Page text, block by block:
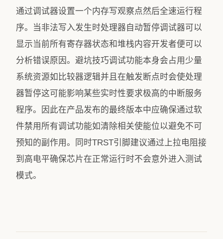
通过调试器设置一个内存写观察点然后全速运行程
序。当非法写入发生时处理器自动暂停调试器可以
显示当前所有寄存器状态和堆栈内容开发者便可以
分析错误原因。避坑技巧调试功能本身会占用少量
系统资源如比较器逻辑并且在触发断点时会使处理
器暂停这可能影响某些实时性要求极高的中断服务
程序。因此在产品发布的最终版本中应确保通过软
件禁用所有调试功能如清除相关使能位以避免不可
预知的副作用。同时TRST引脚建议通过上拉电阻接
到高电平确保芯片在正常运行时不会意外进入测试
模式。